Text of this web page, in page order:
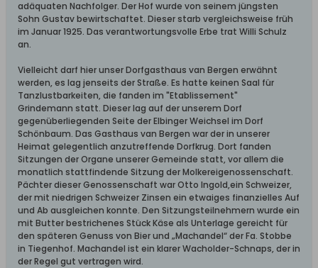
adäquaten Nachfolger. Der Hof wurde von seinem jüngsten
Sohn Gustav bewirtschaftet. Dieser starb vergleichsweise früh
im Januar 1925. Das verantwortungsvolle Erbe trat Willi Schulz
an.
Vielleicht darf hier unser Dorfgasthaus van Bergen erwähnt
werden, es lag jenseits der Straße. Es hatte keinen Saal für
Tanzlustbarkeiten, die fanden im "Etablissement"
Grindemann statt. Dieser lag auf der unserem Dorf
gegenüberliegenden Seite der Elbinger Weichsel im Dorf
Schönbaum. Das Gasthaus van Bergen war der in unserer
Heimat gelegentlich anzutreffende Dorfkrug. Dort fanden
Sitzungen der Organe unserer Gemeinde statt, vor allem die
monatlich stattfindende Sitzung der Molkereigenossenschaft.
Pächter dieser Genossenschaft war Otto Ingold,ein Schweizer,
der mit niedrigen Schweizer Zinsen ein etwaiges finanzielles Auf
und Ab ausgleichen konnte. Den Sitzungsteilnehmern wurde ein
mit Butter bestrichenes Stück Käse als Unterlage gereicht für
den späteren Genuss von Bier und „Machandel“ der Fa. Stobbe
in Tiegenhof. Machandel ist ein klarer Wacholder-Schnaps, der in
der Regel gut vertragen wird.